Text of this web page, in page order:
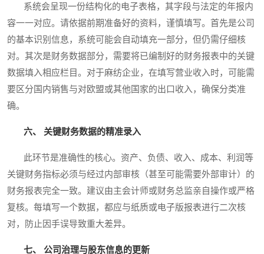
系统会呈现一份结构化的电子表格，其字段与法定的年报内
容一一对应。请依据前期准备好的资料，谨慎填写。首先是公司
的基本识别信息，系统可能会自动填充一部分，但仍需仔细核
对。其次是财务数据部分，需要将已编制好的财务报表中的关键
数据填入相应栏目。对于麻纺企业，在填写营业收入时，可能需
要区分国内销售与对欧盟或其他国家的出口收入，确保分类准
确。
六、 关键财务数据的精准录入
此环节是准确性的核心。资产、负债、收入、成本、利润等
关键财务指标必须与经过内部审核（甚至可能需要外部审计）的
财务报表完全一致。建议由主会计师或财务总监亲自操作或严格
复核。每填写一个数据，都应与纸质或电子版报表进行二次核
对，防止因手误导致重大差异。
七、 公司治理与股东信息的更新